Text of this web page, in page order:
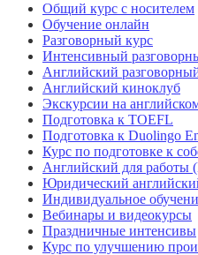
Общий курс с носителем
Обучение онлайн
Разговорный курс
Интенсивный
Английский
Английский киноклуб
Экскурсии на
Подготовка к TOEFL
Подготовка к Duolingo
Курс по подготовке к
Английский для работы
Юридический
Индивидуальное
Вебинары и видеокурсы
Праздничные интенсивы
Курс по улучшению